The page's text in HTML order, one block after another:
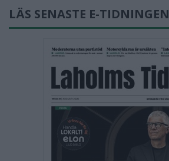
LÄS SENASTE E-TIDNINGEN